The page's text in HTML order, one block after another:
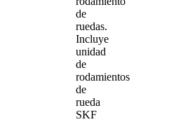
de
ruedas.
Incluye
unidad
de
rodamientos
de
rueda
SKF